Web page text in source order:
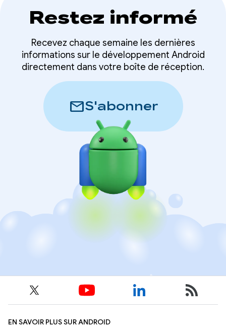
Restez informé
Recevez chaque semaine les dernières
informations sur le développement Android
directement dans votre boîte de réception.
mailS'abonner
EN SAVOIR PLUS SUR ANDROID